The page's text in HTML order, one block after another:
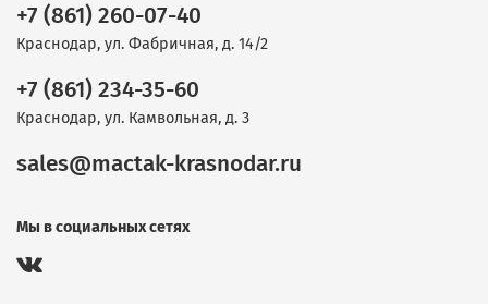
+7 (861) 260-07-40
Краснодар, ул. Фабричная, д. 14/2
+7 (861) 234-35-60
Краснодар, ул. Камвольная, д. 3
sales@mactak-krasnodar.ru
Мы в социальных сетях